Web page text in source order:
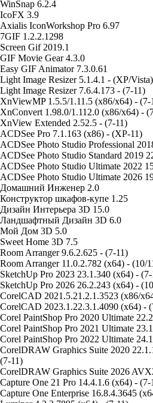
WinSnap 6.2.4
IcoFX 3.9
Axialis IconWorkshop Pro 6.97
7GIF 1.2.2.1298
Screen Gif 2019.1
GIF Movie Gear 4.3.0
Easy GIF Animator 7.3.0.61
Light Image Resizer 5.1.4.1 - (XP/Vista)
Light Image Resizer 7.6.4.173 - (7-11)
XnViewMP 1.5.5/1.11.5 (x86/x64) - (7-
XnConvert 1.98.0/1.112.0 (x86/x64) -
XnView Extended 2.52.5 - (7-11)
ACDSee Pro 7.1.163 (x86) - (XP-11)
ACDSee Photo Studio Professional
ACDSee Photo Studio Standard 2019
ACDSee Photo Studio Ultimate 2022
ACDSee Photo Studio Ultimate 2026
Дoмaшний Инжeнep 2.0
Конструктор шкафов-купе 1.25
Дизайн Интерьера 3D 15.0
Ландшафтный Дизайн 3D 6.0
Мой Дом 3D 5.0
Sweet Home 3D 7.5
Room Arranger 9.6.2.625 - (7-11)
Room Arranger 11.0.2.782 (x64) - (10/
SketchUp Pro 2023 23.1.340 (x64) -
SketchUp Pro 2026 26.2.243 (x64) -
CorelCAD 2021.5.21.2.1.3523 (x86/
CorelCAD 2023.1.22.3.1.4090 (x64) -
Corel PaintShop Pro 2020 Ultimate
Corel PaintShop Pro 2021 Ultimate
Corel PaintShop Pro 2022 Ultimate
CorelDRAW Graphics Suite 2020
(7-11)
CorelDRAW Graphics Suite 2026
Capture One 21 Pro 14.4.1.6 (x64) - (7-
Capture One Enterprise 16.8.4.3645